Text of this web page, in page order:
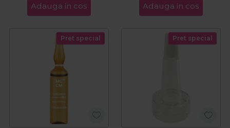
Adauga in cos Adauga in cos
Pret special Pret special